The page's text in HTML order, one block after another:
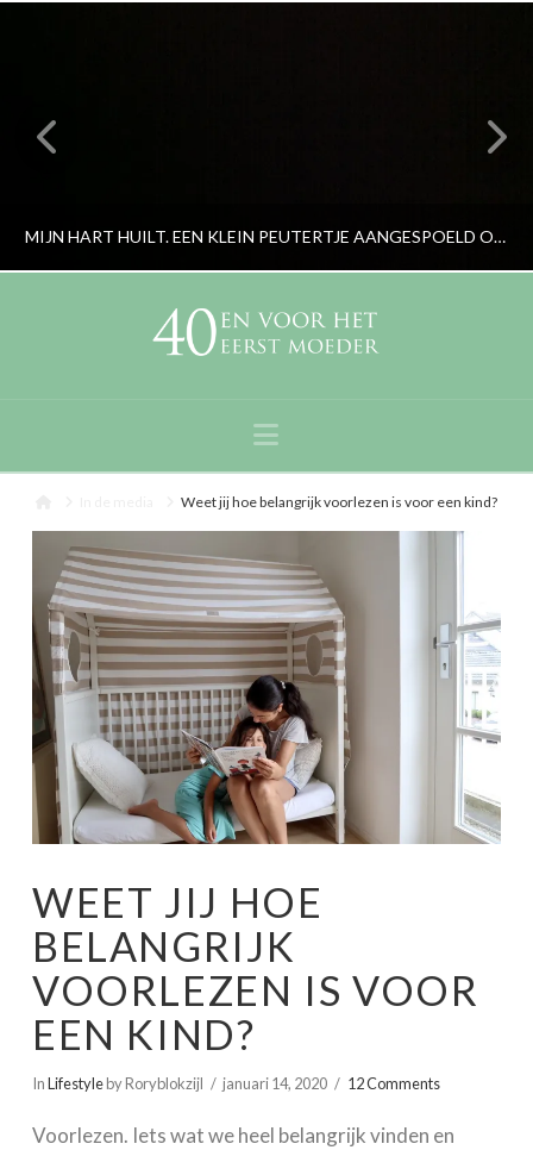
MIJN HART HUILT. EEN KLEIN PEUTERTJE AANGESPOELD OP HET STRAND
RORYBLOKZIJL
Navigation
Weet jij hoe belangrijk voorlezen is voor een kind?
WEET JIJ HOE
BELANGRIJK
VOORLEZEN IS VOOR
EEN KIND?
InLifestyleby Roryblokzijl januari 14, 2020 12 Comments
Voorlezen. Iets wat we heel belangrijk vinden en